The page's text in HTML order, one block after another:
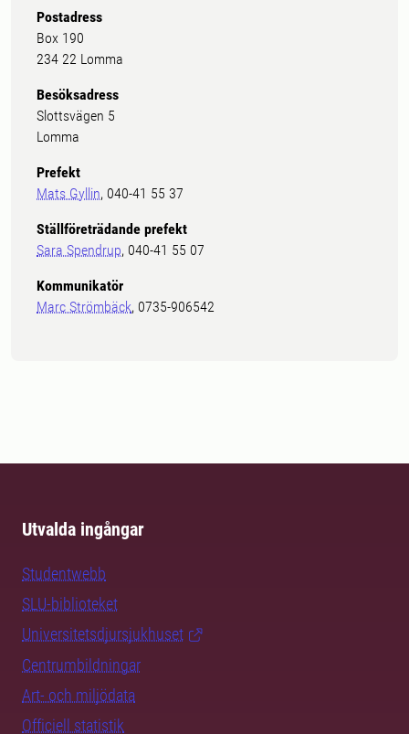
Postadress
Box 190
234 22 Lomma
Besöksadress
Slottsvägen 5
Lomma
Prefekt
Mats Gyllin, 040-41 55 37
Ställföreträdande prefekt
Sara Spendrup, 040-41 55 07
Kommunikatör
Marc Strömbäck, 0735-906542
Utvalda ingångar
Studentwebb
SLU-biblioteket
Universitetsdjursjukhuset
Centrumbildningar
Art- och miljödata
Officiell statistik